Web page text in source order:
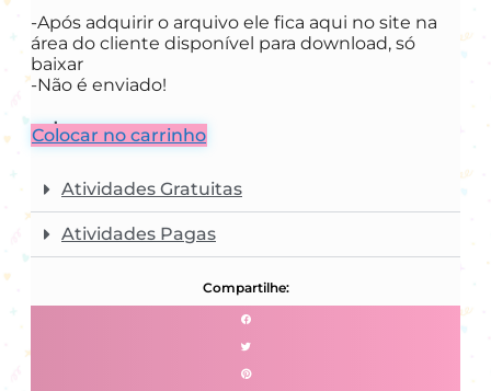
-Após adquirir o arquivo ele fica aqui no site na
área do cliente disponível para download, só
baixar
-Não é enviado!
R$7,00
Colocar no carrinho
Atividades Gratuitas
Atividades Pagas
Compartilhe: